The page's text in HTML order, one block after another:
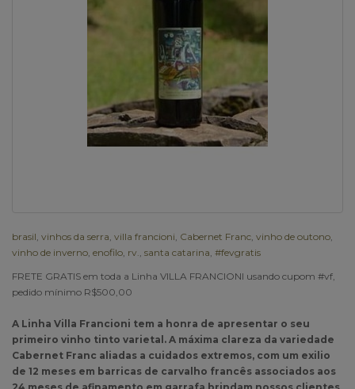
brasil vinhos da serra villa francioni Cabernet Franc vinho de outono
vinho de inverno enofilo rv. santa catarina #fevgratis
FRETE GRATIS em toda a Linha VILLA FRANCIONI usando cupom #vf,
pedido mínimo R$500,00
A Linha Villa Francioni tem a honra de apresentar o seu
primeiro vinho tinto varietal. A máxima clareza da variedade
Cabernet Franc aliadas a cuidados extremos, com um exilio
de 12 meses em barricas de carvalho francês associados aos